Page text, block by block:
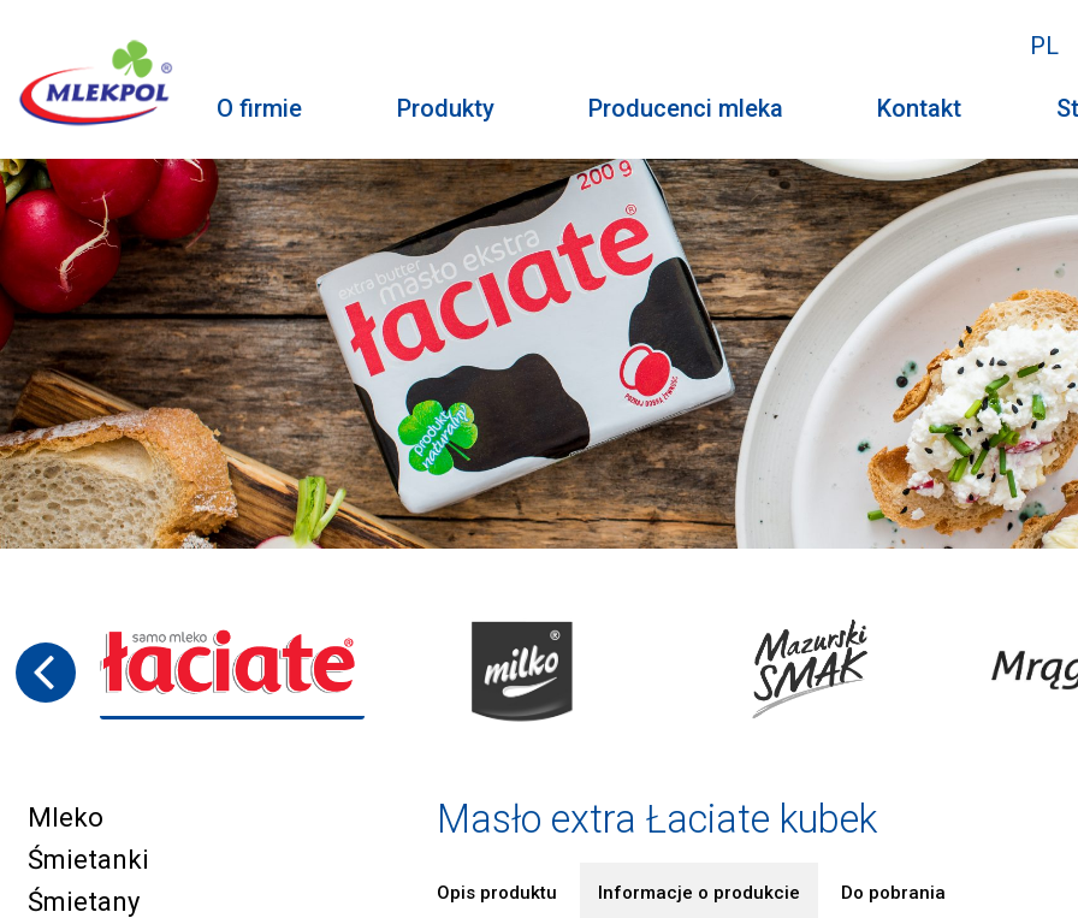
PL
O firmie Produkty Producenci mleka Kontakt
Mleko
Śmietanki
Śmietany
Masło extra Łaciate kubek
Opis produktu Informacje o produkcie Do pobrania